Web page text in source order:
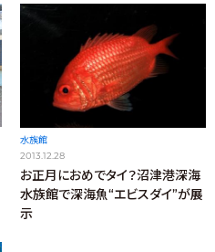
水族館
2013.12.28
お正月におめでタイ？沼津港深海
水族館で深海魚“エビスダイ”が展
示